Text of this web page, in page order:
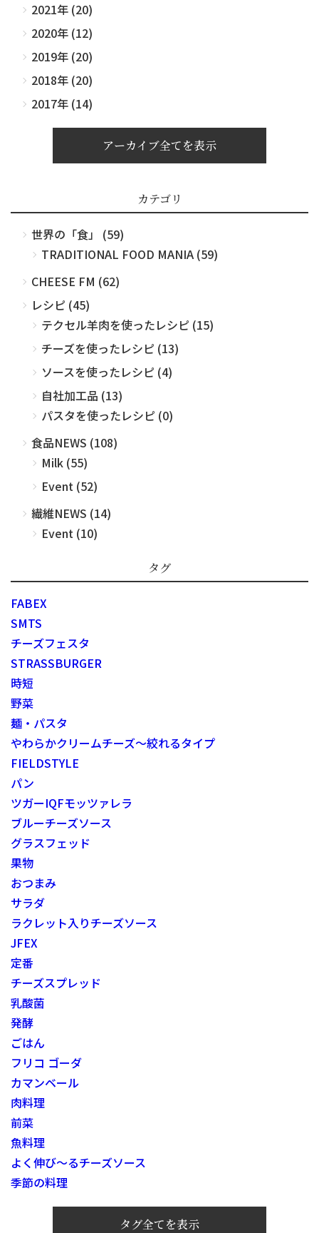
2021年 (20)
2020年 (12)
2019年 (20)
2018年 (20)
2017年 (14)
アーカイブ全てを表示
カテゴリ
世界の「食」 (59)
TRADITIONAL FOOD MANIA (59)
CHEESE FM (62)
レシピ (45)
テクセル羊肉を使ったレシピ (15)
チーズを使ったレシピ (13)
ソースを使ったレシピ (4)
自社加工品 (13)
パスタを使ったレシピ (0)
食品NEWS (108)
Milk (55)
Event (52)
繊維NEWS (14)
Event (10)
タグ
FABEX
SMTS
チーズフェスタ
STRASSBURGER
時短
野菜
麺・パスタ
やわらかクリームチーズ～絞れるタイプ
FIELDSTYLE
パン
ツガーIQFモッツァレラ
ブルーチーズソース
グラスフェッド
果物
おつまみ
サラダ
ラクレット入りチーズソース
JFEX
定番
チーズスプレッド
乳酸菌
発酵
ごはん
フリコ ゴーダ
カマンベール
肉料理
前菜
魚料理
よく伸び～るチーズソース
季節の料理
タグ全てを表示